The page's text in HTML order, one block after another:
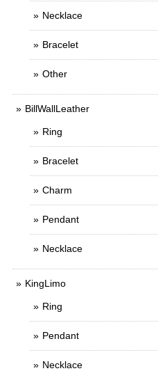
Necklace
Bracelet
Other
BillWallLeather
Ring
Bracelet
Charm
Pendant
Necklace
KingLimo
Ring
Pendant
Necklace